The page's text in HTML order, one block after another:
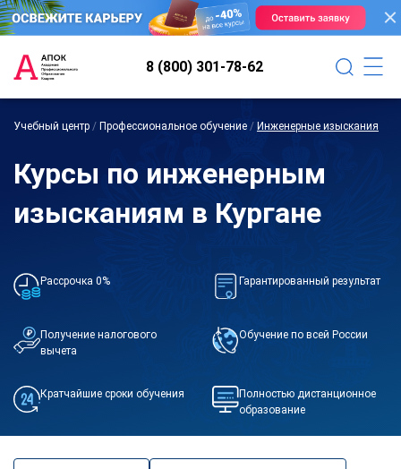
8 (800) 301-78-62
Учебный центр / Профессиональное обучение / Инженерные изыскания
Курсы по инженерным
изысканиям в Кургане
Рассрочка 0% Гарантированный результат
Получение налогового
вычета
Обучение по всей России
Кратчайшие сроки обучения
Полностью дистанционное
образование